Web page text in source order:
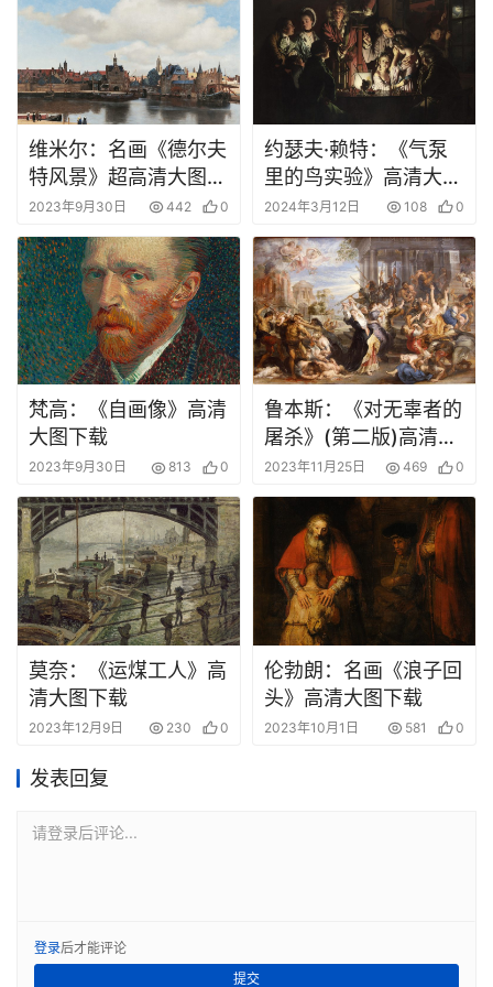
维米尔：名画《德尔夫
特风景》超高清大图下
载
2023年9月30日 442 0
约瑟夫·赖特：《气泵
里的鸟实验》高清大图
下载
2024年3月12日 108 0
梵高：《自画像》高清
大图下载
2023年9月30日 813 0
鲁本斯：《对无辜者的
屠杀》(第二版)高清大
图下载
2023年11月25日 469 0
莫奈：《运煤工人》高
清大图下载
2023年12月9日 230 0
伦勃朗：名画《浪子回
头》高清大图下载
2023年10月1日 581 0
发表回复
请登录后评论...
登录后才能评论
提交